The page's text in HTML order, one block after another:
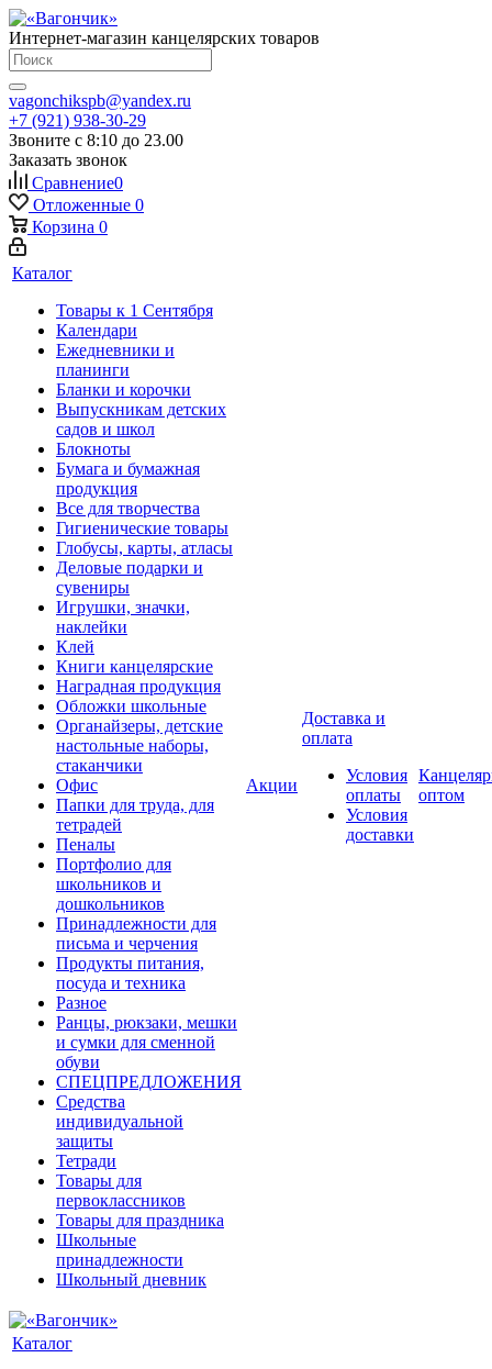
Интернет-магазин канцелярских товаров
vagonchikspb@yandex.ru
+7 (921) 938-30-29
Звоните с 8:10 до 23.00
Заказать звонок
Сравнение0
Отложенные 0
Корзина 0
Каталог
Товары к 1 Сентября
Календари
Ежедневники и
планинги
Бланки и корочки
Выпускникам детских
садов и школ
Блокноты
Бумага и бумажная
продукция
Все для творчества
Гигиенические товары
Глобусы, карты, атласы
Деловые подарки и
сувениры
Игрушки, значки,
наклейки
Клей
Книги канцелярские
Наградная продукция
Обложки школьные
Органайзеры, детские
настольные наборы,
стаканчики
Офис
Папки для труда, для
тетрадей
Пеналы
Портфолио для
школьников и
дошкольников
Принадлежности для
письма и черчения
Продукты питания,
посуда и техника
Разное
Ранцы, рюкзаки, мешки
и сумки для сменной
обуви
СПЕЦПРЕДЛОЖЕНИЯ
Средства
индивидуальной
защиты
Тетради
Товары для
первоклассников
Товары для праздника
Школьные
принадлежности
Школьный дневник
Акции
Доставка и
оплата
Условия
оплаты
Условия
доставки
оптом
Каталог